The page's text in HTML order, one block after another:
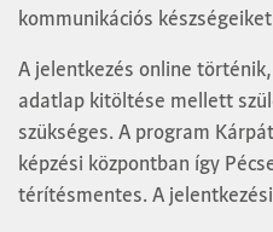
kommunikációs
A jelentkezés online
adatlap kitöltése mellett
szükséges. A program
képzési központban így
térítésmentes. A